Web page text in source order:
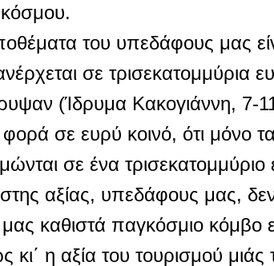
του υπεδάφους μας
σε
(Ίδρυμα Κακογιάννη, 7-11-
σε ευρύ κοινό, ότι μόνο
σε ένα
αξίας, υπεδάφους μας,
καθιστά παγκόσμιο κόμβο
η αξία του τουρισμού μιάς